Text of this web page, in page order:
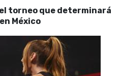
torneo que determinará
México